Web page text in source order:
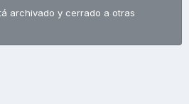
archivado y cerrado a otras